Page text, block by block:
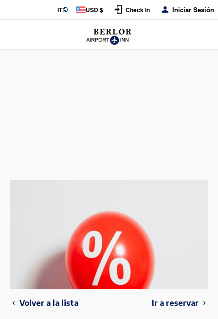
IT USD $ Check In Iniciar Sesión
Volver a la lista Ir a reservar